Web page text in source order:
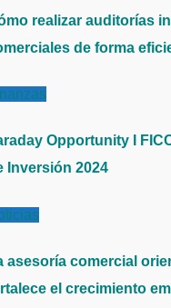
realizar auditorías
de forma
Opportunity I
Inversión 2024
asesoría comercial
el crecimiento